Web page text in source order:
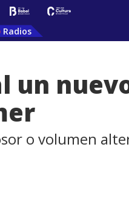
Radios
un
o volumen